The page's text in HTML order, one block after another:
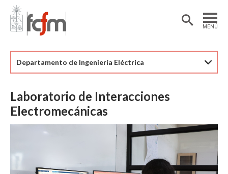
MENÚ
Estudiantes
Académicas/os
Departamento de Ingeniería Eléctrica
Laboratorio de Interacciones
Electromecánicas